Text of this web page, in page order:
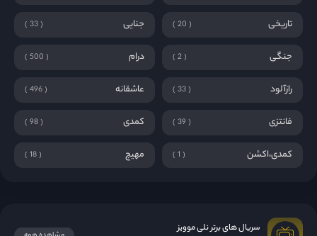
تاریخی 20 جنایی 33
جنگی 2 درام 500
رازآلود 33 عاشقانه 496
فانتزی 39 کمدی 98
کمدی،اکشن 1 مهیج 18
سریال های برتر نلی موویز